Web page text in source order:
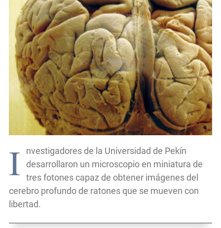
I
nvestigadores de la Universidad de Pekín
desarrollaron un microscopio en miniatura de
tres fotones capaz de obtener imágenes del
cerebro profundo de ratones que se mueven con
libertad.